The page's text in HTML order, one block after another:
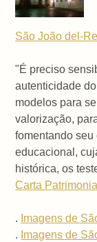
São João del-
"É preciso
autenticidade
modelos para
valorização,
fomentando
educacional,
histórica, os
Carta
. Imagens de
. Imagens de